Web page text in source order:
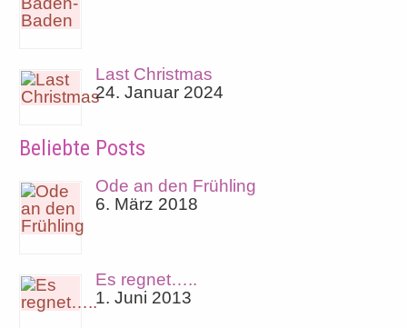
Last Christmas
24. Januar 2024
Beliebte Posts
Ode an den Frühling
6. März 2018
Es regnet…..
1. Juni 2013